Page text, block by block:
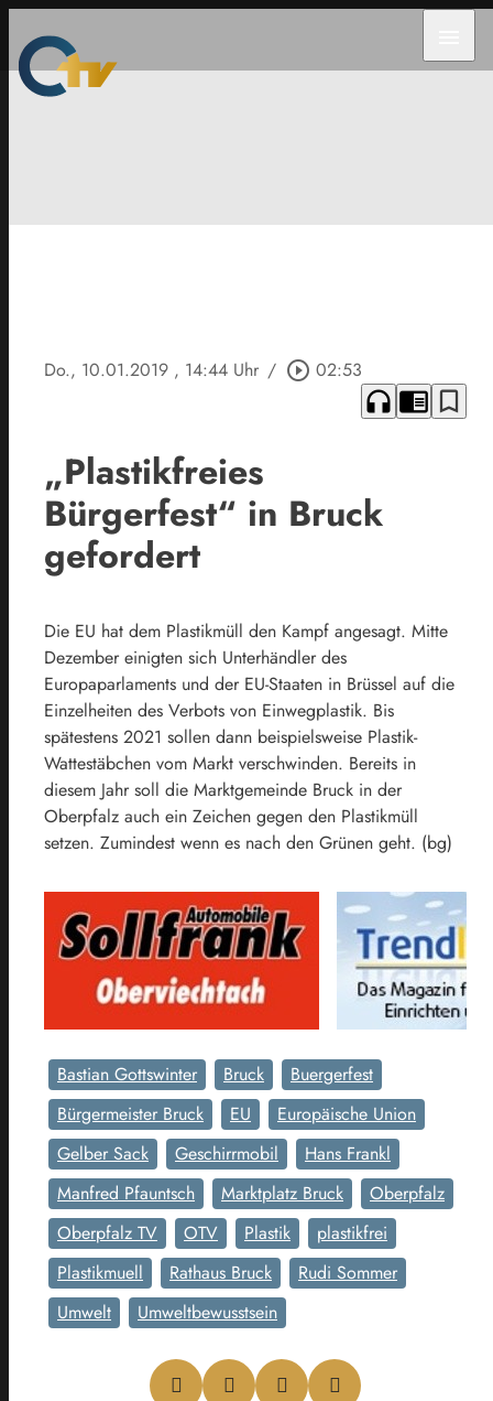
Do., 10.01.2019 , 14:44 Uhr / play_circle_outline 02:53
headphones chrome_reader_mode bookmark_border
„Plastikfreies
Bürgerfest“ in Bruck
gefordert
Die EU hat dem Plastikmüll den Kampf angesagt. Mitte
Dezember einigten sich Unterhändler des
Europaparlaments und der EU-Staaten in Brüssel auf die
Einzelheiten des Verbots von Einwegplastik. Bis
spätestens 2021 sollen dann beispielsweise Plastik-
Wattestäbchen vom Markt verschwinden. Bereits in
diesem Jahr soll die Marktgemeinde Bruck in der
Oberpfalz auch ein Zeichen gegen den Plastikmüll
setzen. Zumindest wenn es nach den Grünen geht. (bg)
Bastian Gottswinter Bruck
Buergerfest
Bürgermeister Bruck
EU
Europäische Union
Gelber Sack
Geschirrmobil
Hans Frankl
Manfred Pfauntsch
Marktplatz Bruck
Oberpfalz
Oberpfalz TV
OTV Plastik
plastikfrei
Plastikmuell
Rathaus Bruck
Rudi Sommer
Umwelt
Umweltbewusstsein